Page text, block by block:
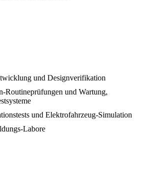
und Designverifikation
Routineprüfungen und Wartung,
und Elektrofahrzeug-Simulation
Labore